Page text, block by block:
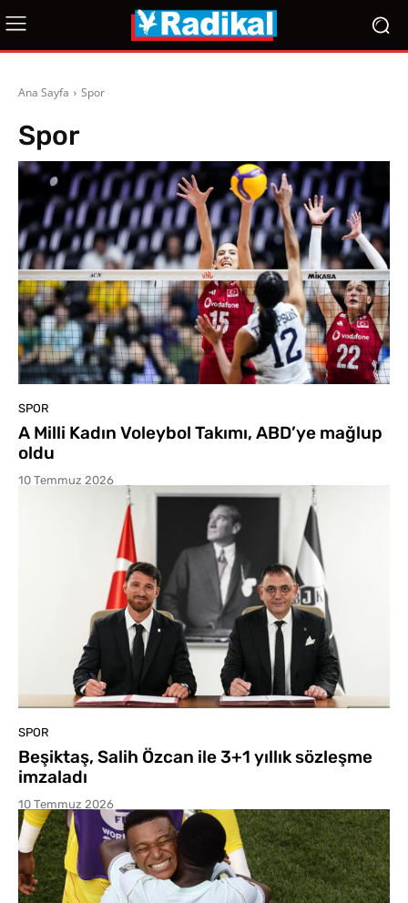
Ana Sayfa Spor
Spor
SPOR
A Milli Kadın Voleybol Takımı, ABD’ye mağlup
oldu
10 Temmuz 2026
SPOR
Beşiktaş, Salih Özcan ile 3+1 yıllık sözleşme
imzaladı
10 Temmuz 2026